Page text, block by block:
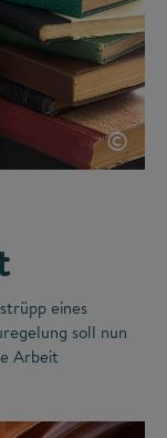
©
eines
soll nun
Arbeit